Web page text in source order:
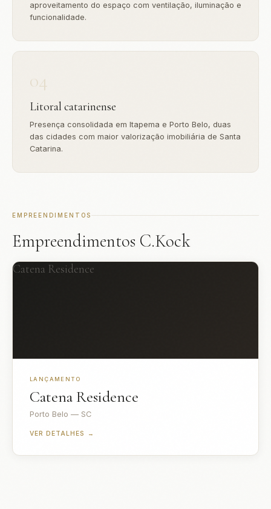
aproveitamento do espaço com ventilação, iluminação e
funcionalidade.
04
Litoral catarinense
Presença consolidada em Itapema e Porto Belo, duas
das cidades com maior valorização imobiliária de Santa
Catarina.
EMPREENDIMENTOS
Empreendimentos C.Kock
Catena Residence
LANÇAMENTO
Catena Residence
Porto Belo — SC
VER DETALHES →